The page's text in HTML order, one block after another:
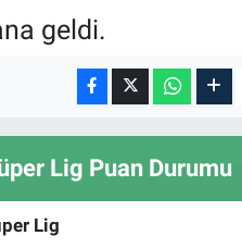
geldi.
Lig Puan Durumu
Lig